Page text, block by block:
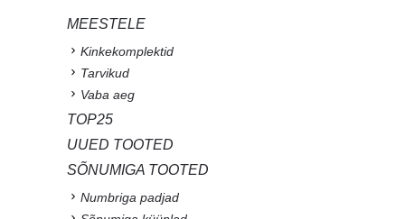
MEESTELE
Kinkekomplektid
Tarvikud
Vaba aeg
TOP25
UUED TOOTED
SÕNUMIGA TOOTED
Numbriga padjad